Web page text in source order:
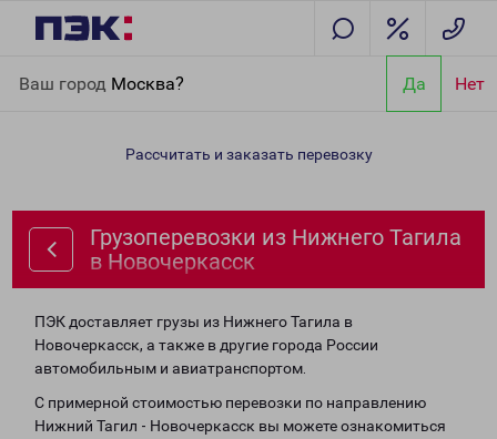
Ваш город Москва? Да Нет
Новочеркасск
Рассчитать и заказать перевозку
Грузоперевозки из Нижнего Тагила
в Новочеркасск
ПЭК доставляет грузы из Нижнего Тагила в
Новочеркасск, а также в другие города России
автомобильным и авиатранспортом.
С примерной стоимостью перевозки по направлению
Нижний Тагил - Новочеркасск вы можете ознакомиться